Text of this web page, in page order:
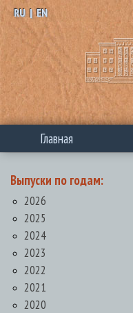
RU | EN
Главная
Выпуски по годам:
2026
2025
2024
2023
2022
2021
2020